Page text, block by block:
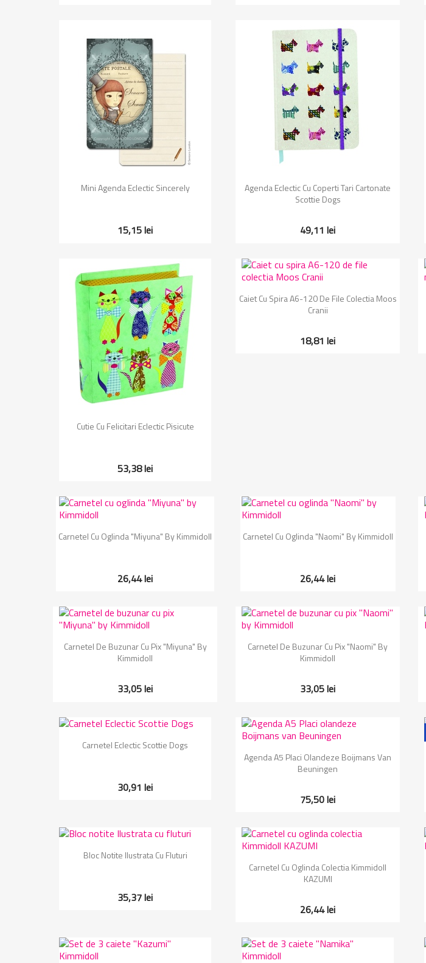
Vizualizare rapida
Mini Agenda Eclectic Sincerely
15,15 lei
Vizualizare rapida
Agenda Eclectic Cu Coperti Tari Cartonate
Scottie Dogs
49,11 lei
 Vizualizare rapida
Cutie Cu Felicitari Eclectic Pisicute
53,38 lei
 Vizualizare rapida
Caiet Cu Spira A6-120 De File Colectia Moos
Cranii
18,81 lei
Vizualizare rapida
Carnetel Cu Oglinda "Miyuna" By Kimmidoll
26,44 lei
Vizualizare rapida
Carnetel Cu Oglinda "Naomi" By Kimmidoll
26,44 lei
 Vizualizare rapida
Carnetel De Buzunar Cu Pix "Miyuna" By
Kimmidoll
33,05 lei
Vizualizare rapida
Carnetel De Buzunar Cu Pix "Naomi" By
Kimmidoll
33,05 lei
Vizualizare rapida
Carnetel Eclectic Scottie Dogs
30,91 lei
Vizualizare rapida
Agenda A5 Placi Olandeze Boijmans Van
Beuningen
75,50 lei
Vizualizare rapida
Bloc Notite Ilustrata Cu Fluturi
35,37 lei
Vizualizare rapida
Carnetel Cu Oglinda Colectia Kimmidoll
KAZUMI
26,44 lei